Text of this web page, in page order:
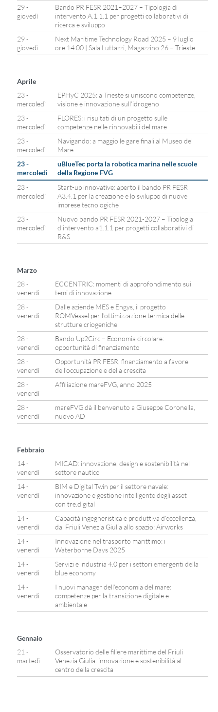
29 -
giovedì
Bando PR FESR 2021–2027 – Tipologia di
intervento A.1.1.1 per progetti collaborativi di
ricerca e sviluppo
29 -
giovedì
Next Maritime Technology Road 2025 – 9 luglio
ore 14:00 | Sala Luttazzi, Magazzino 26 – Trieste
Aprile
23 -
mercoledì
EPHyC 2025: a Trieste si uniscono competenze,
visione e innovazione sull’idrogeno
23 -
mercoledì
FLORES: i risultati di un progetto sulle
competenze nelle rinnovabili del mare
23 -
mercoledì
Navigando: a maggio le gare finali al Museo del
Mare
23 -
mercoledì
uBlueTec porta la robotica marina nelle scuole
della Regione FVG
23 -
mercoledì
Start-up innovative: aperto il bando PR FESR
A3.4.1 per la creazione e lo sviluppo di nuove
imprese tecnologiche
23 -
mercoledì
Nuovo bando PR FESR 2021-2027 – Tipologia
d’intervento a1.1.1 per progetti collaborativi di
R&S
Marzo
28 -
venerdì
ECCENTRIC: momenti di approfondimento sui
temi di innovazione
28 -
venerdì
Dalle aziende MES e Engys, il progetto
ROMVessel per l’ottimizzazione termica delle
strutture criogeniche
28 -
venerdì
Bando Up2Circ – Economia circolare:
opportunità di finanziamento
28 -
venerdì
Opportunità PR FESR, finanziamento a favore
dell’occupazione e della crescita
28 -
venerdì
Affiliazione mareFVG, anno 2025
28 -
venerdì
mareFVG dà il benvenuto a Giuseppe Coronella,
nuovo AD
Febbraio
14 -
venerdì
MICAD: innovazione, design e sostenibilità nel
settore nautico
14 -
venerdì
BIM e Digital Twin per il settore navale:
innovazione e gestione intelligente degli asset
con tre.digital
14 -
venerdì
Capacità ingegneristica e produttiva d’eccellenza,
dal Friuli Venezia Giulia allo spazio: Airworks
14 -
venerdì
Innovazione nel trasporto marittimo: i
Waterborne Days 2025
14 -
venerdì
Servizi e industria 4.0 per i settori emergenti della
blue economy
14 -
venerdì
I nuovi manager dell’economia del mare:
competenze per la transizione digitale e
ambientale
Gennaio
21 -
martedì
Osservatorio delle filiere marittime del Friuli
Venezia Giulia: innovazione e sostenibilità al
centro della crescita